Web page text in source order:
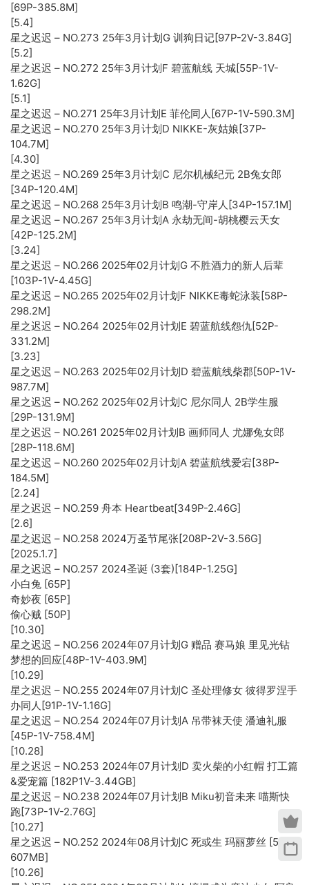
[69P-385.8M]
[5.4]
星之迟迟 – NO.273 25年3月计划G 训狗日记[97P-2V-3.84G]
[5.2]
星之迟迟 – NO.272 25年3月计划F 碧蓝航线 天城[55P-1V-
1.62G]
[5.1]
星之迟迟 – NO.271 25年3月计划E 菲伦同人[67P-1V-590.3M]
星之迟迟 – NO.270 25年3月计划D NIKKE-灰姑娘[37P-
104.7M]
[4.30]
星之迟迟 – NO.269 25年3月计划C 尼尔机械纪元 2B兔女郎
[34P-120.4M]
星之迟迟 – NO.268 25年3月计划B 鸣潮-守岸人[34P-157.1M]
星之迟迟 – NO.267 25年3月计划A 永劫无间-胡桃樱云天女
[42P-125.2M]
[3.24]
星之迟迟 – NO.266 2025年02月计划G 不胜酒力的新人后辈
[103P-1V-4.45G]
星之迟迟 – NO.265 2025年02月计划F NIKKE毒蛇泳装[58P-
298.2M]
星之迟迟 – NO.264 2025年02月计划E 碧蓝航线怨仇[52P-
331.2M]
[3.23]
星之迟迟 – NO.263 2025年02月计划D 碧蓝航线柴郡[50P-1V-
987.7M]
星之迟迟 – NO.262 2025年02月计划C 尼尔同人 2B学生服
[29P-131.9M]
星之迟迟 – NO.261 2025年02月计划B 画师同人 尤娜兔女郎
[28P-118.6M]
星之迟迟 – NO.260 2025年02月计划A 碧蓝航线爱宕[38P-
184.5M]
[2.24]
星之迟迟 – NO.259 舟本 Heartbeat[349P-2.46G]
[2.6]
星之迟迟 – NO.258 2024万圣节尾张[208P-2V-3.56G]
[2025.1.7]
星之迟迟 – NO.257 2024圣诞 (3套)[184P-1.25G]
小白兔 [65P]
奇妙夜 [65P]
偷心贼 [50P]
[10.30]
星之迟迟 – NO.256 2024年07月计划G 赠品 赛马娘 里见光钻
梦想的回应[48P-1V-403.9M]
[10.29]
星之迟迟 – NO.255 2024年07月计划C 圣处理修女 彼得罗涅手
办同人[91P-1V-1.16G]
星之迟迟 – NO.254 2024年07月计划A 吊带袜天使 潘迪礼服
[45P-1V-758.4M]
[10.28]
星之迟迟 – NO.253 2024年07月计划D 卖火柴的小红帽 打工篇
&爱宠篇 [182P1V-3.44GB]
星之迟迟 – NO.238 2024年07月计划B Miku初音未来 喵斯快
跑[73P-1V-2.76G]
[10.27]
星之迟迟 – NO.252 2024年08月计划C 死或生 玛丽萝丝 [55P-
607MB]
[10.26]